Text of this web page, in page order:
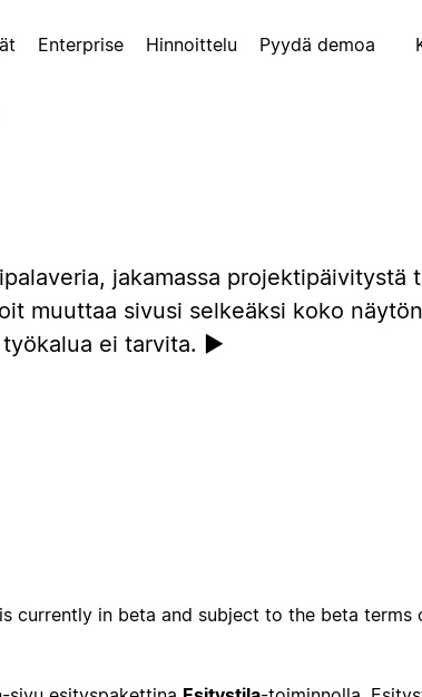
Enterprise Hinnoittelu Pyydä demoa
jakamassa projektipäivitystä
muuttaa sivusi selkeäksi koko näytön
ei tarvita. ▶️
currently in beta and subject to the beta terms